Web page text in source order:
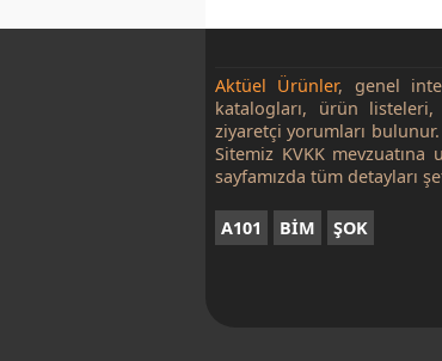
Aktüel Ürünler, genel
katalogları, ürün
ziyaretçi yorumları
Sitemiz KVKK mevzuatına
sayfamızda tüm detayları
A101 BİM ŞOK